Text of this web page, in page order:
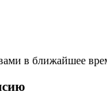
в ближайшее